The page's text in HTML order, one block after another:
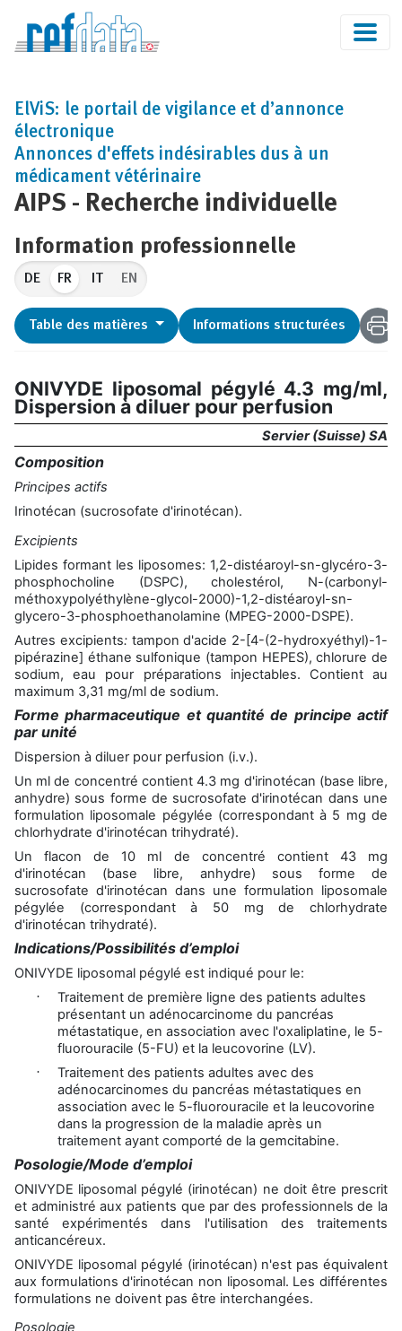
AIPS - Recherche individuelle
ElViS: le portail de vigilance et d’annonce
électronique
Annonces d'effets indésirables dus à un
médicament vétérinaire
Information professionnelle
FR EN
Table des matières Informations structurées